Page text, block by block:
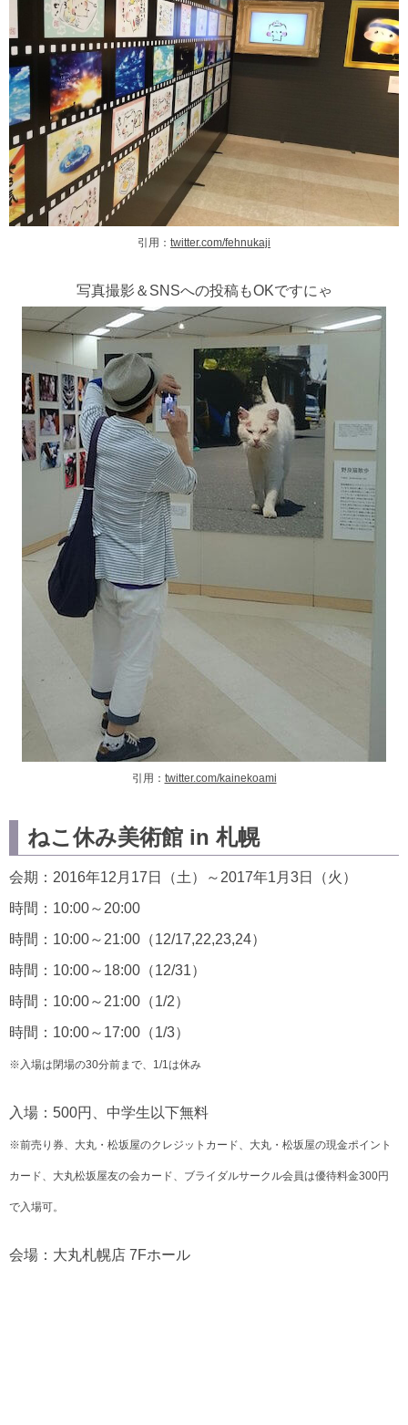
引用： twitter.com/fehnukaji
写真撮影＆SNSへの投稿もOKですにゃ
引用： twitter.com/kainekoami
ねこ休み美術館 in 札幌
会期：2016年12月17日（土）～2017年1月3日（火）
時間：10:00～20:00
時間：10:00～21:00（12/17,22,23,24）
時間：10:00～18:00（12/31）
時間：10:00～21:00（1/2）
時間：10:00～17:00（1/3）
※入場は閉場の30分前まで、1/1は休み
入場：500円、中学生以下無料
※前売り券、大丸・松坂屋のクレジットカード、大丸・松坂屋の現金ポイント
カード、大丸松坂屋友の会カード、ブライダルサークル会員は優待料金300円
で入場可。
会場：大丸札幌店 7Fホール